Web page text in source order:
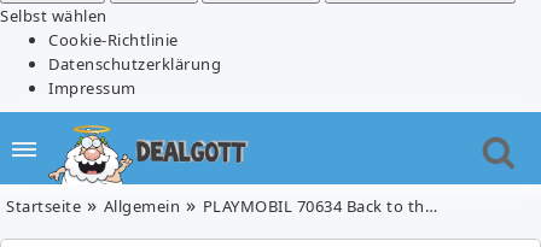
Selbst wählen
Cookie-Richtlinie
Datenschutzerklärung
Impressum
Startseite Allgemein PLAYMOBIL 70634 Back to the Future Verfolgung mit Hoverboard für 13,99€ (Vergleich: 18,95€)